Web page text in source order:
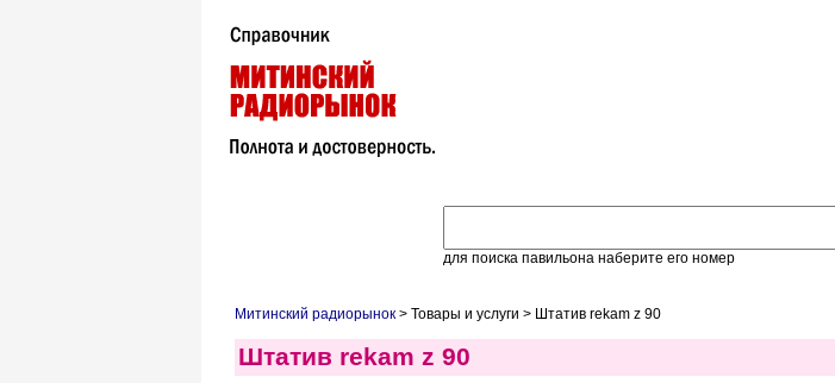
для поиска павильона наберите его номер
Митинский радиорынок > Товары и услуги > Штатив rekam z 90
Штатив rekam z 90